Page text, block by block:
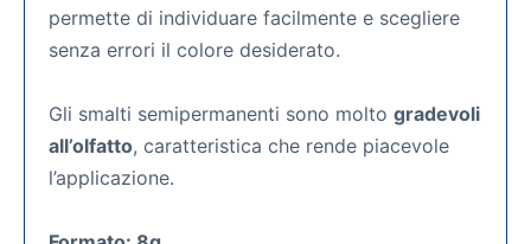
permette di individuare facilmente e scegliere
senza errori il colore desiderato.
Gli smalti semipermanenti sono molto gradevoli
all’olfatto, caratteristica che rende piacevole
l’applicazione.